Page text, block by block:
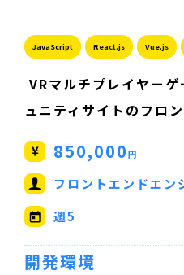
JavaScript React.js Vue.js
VRマルチプレイヤー
ュニティサイトのフロ
850,000円
フロントエンドエン
週5
開発環境